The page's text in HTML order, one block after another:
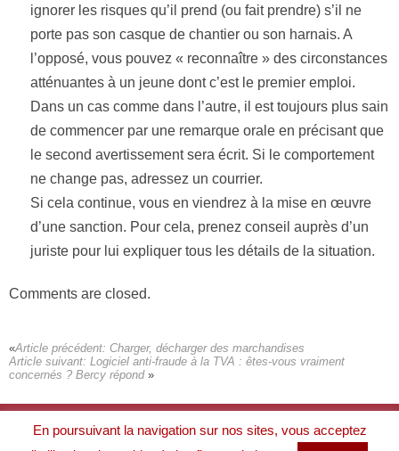
ignorer les risques qu’il prend (ou fait prendre) s’il ne
porte pas son casque de chantier ou son harnais. A
l’opposé, vous pouvez « reconnaître » des circonstances
atténuantes à un jeune dont c’est le premier emploi.
Dans un cas comme dans l’autre, il est toujours plus sain
de commencer par une remarque orale en précisant que
le second avertissement sera écrit. Si le comportement
ne change pas, adressez un courrier.
Si cela continue, vous en viendrez à la mise en œuvre
d’une sanction. Pour cela, prenez conseil auprès d’un
juriste pour lui expliquer tous les détails de la situation.
Comments are closed.
Article précédent: Charger, décharger des marchandises
Article suivant: Logiciel anti-fraude à la TVA : êtes-vous vraiment
concernés ? Bercy répond
Mentions légales
En poursuivant la navigation sur nos sites, vous acceptez